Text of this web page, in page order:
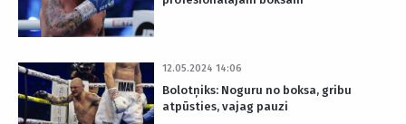
12.05.2024 14:06
Bolotņiks: Noguru no boksa, gribu
atpūsties, vajag pauzi